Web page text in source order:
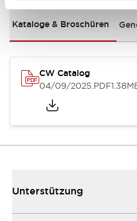
Kataloge & Broschüren
CW Catalog
04/09/2025.PDF
Unterstützung